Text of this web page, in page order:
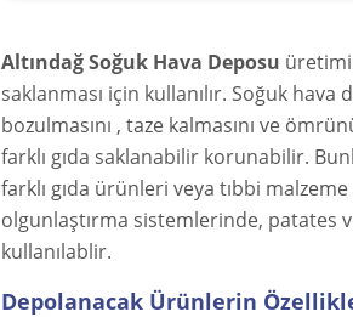
AltındağSoğuk Hava Deposu üretimi
saklanması için kullanılır. Soğuk hava
bozulmasını , taze kalmasını ve
farklı gıda saklanabilir korunabilir.
farklı gıda ürünleri veya tıbbi
olgunlaştırma sistemlerinde, patates
kullanılablir.
Depolanacak Ürünlerin